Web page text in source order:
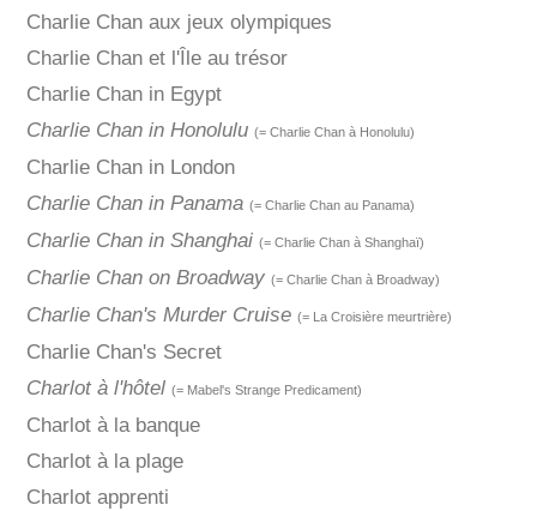
Charlie Chan aux jeux olympiques
Charlie Chan et l'Île au trésor
Charlie Chan in Egypt
Charlie Chan in Honolulu (= Charlie Chan à Honolulu)
Charlie Chan in London
Charlie Chan in Panama (= Charlie Chan au Panama)
Charlie Chan in Shanghai (= Charlie Chan à Shanghaï)
Charlie Chan on Broadway (= Charlie Chan à Broadway)
Charlie Chan's Murder Cruise (= La Croisière meurtrière)
Charlie Chan's Secret
Charlot à l'hôtel (= Mabel's Strange Predicament)
Charlot à la banque
Charlot à la plage
Charlot apprenti